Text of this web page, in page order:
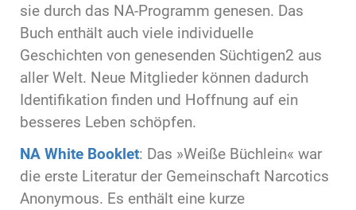
sie durch das NA-Programm genesen. Das
Buch enthält auch viele individuelle
Geschichten von genesenden Süchtigen2 aus
aller Welt. Neue Mitglieder können dadurch
Identifikation finden und Hoffnung auf ein
besseres Leben schöpfen.
NA White Booklet: Das »Weiße Büchlein« war
die erste Literatur der Gemeinschaft Narcotics
Anonymous. Es enthält eine kurze